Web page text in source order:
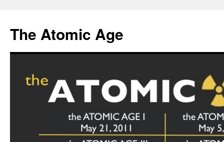
content
The Atomic Age